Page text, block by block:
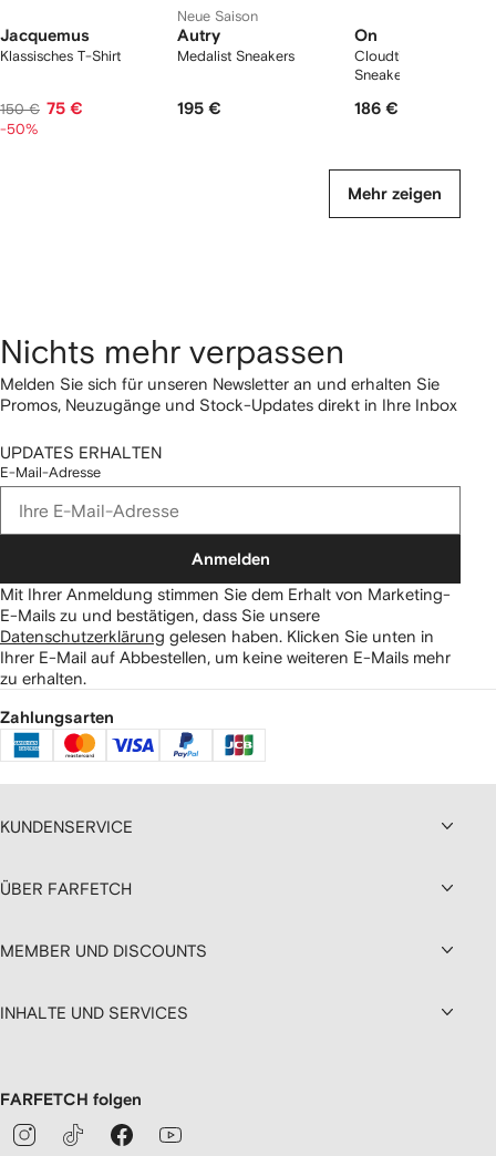
Jacquemus
Klassisches T-Shirt
150 € 75 €
-50%
Neue Saison
Autry
Medalist Sneakers
195 €
On
Cloudtilt "Black/
Sneakers
186 €
Mehr zeigen
Nichts mehr verpassen
Melden Sie sich für unseren Newsletter an und erhalten Sie
Promos, Neuzugänge und Stock-Updates direkt in Ihre Inbox
UPDATES ERHALTEN
E-Mail-Adresse
Anmelden
Mit Ihrer Anmeldung stimmen Sie dem Erhalt von Marketing-
E-Mails zu und bestätigen, dass Sie unsere
Datenschutzerklärung gelesen haben. Klicken Sie unten in
Ihrer E-Mail auf Abbestellen, um keine weiteren E-Mails mehr
zu erhalten.
Zahlungsarten
KUNDENSERVICE
ÜBER FARFETCH
MEMBER UND DISCOUNTS
INHALTE UND SERVICES
FARFETCH folgen